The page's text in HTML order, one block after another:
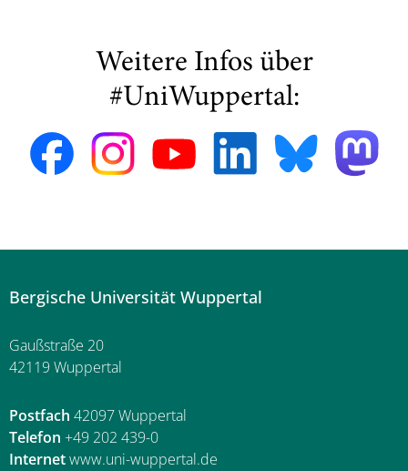
Weitere Infos über
#UniWuppertal:
Bergische Universität Wuppertal
Gaußstraße 20
42119 Wuppertal
Postfach 42097 Wuppertal
Telefon +49 202 439-0
Internetwww.uni-wuppertal.de